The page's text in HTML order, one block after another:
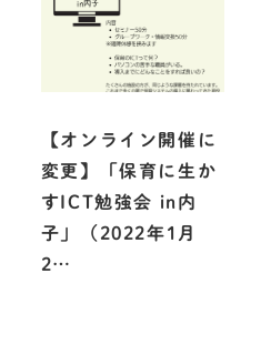
【オンライン開催に
変更】「保育に生か
すICT勉強会 in内
子」（2022年1月
2…